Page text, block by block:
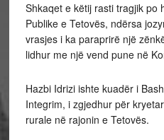
Shkaqet e këtij rasti tragjik po
Publike e Tetovës, ndërsa
vrasjes i ka paraprirë një
lidhur me një vend pune në
Hazbi Idrizi ishte kuadër i
Integrim, i zgjedhur për
rurale në rajonin e Tetovës.